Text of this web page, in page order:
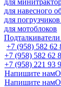
для навесного
для
для мотоблоков
+7 (958) 582 62
+7 (958) 582 62
+7 (958) 221 93
Напишите нам
Напишите нам